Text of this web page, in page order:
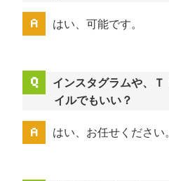
はい、可能です。
インスタグラムや、
イルでもいい？
はい、お任せください。